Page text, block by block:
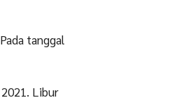
Pada tanggal
2021. Libur